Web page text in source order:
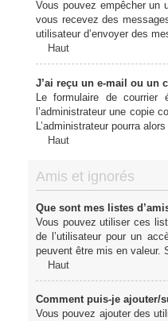
Vous pouvez empêcher un
vous recevez des
utilisateur d’envoyer des
Haut
J’ai reçu un e-mail ou un
Le formulaire de courrier
l’administrateur une copie
L’administrateur pourra
Haut
Amis et ignorés
Que sont mes listes
Vous pouvez utiliser ces
de l’utilisateur pour un
peuvent être mis en valeur.
Haut
Comment puis-je ajouter/
Vous pouvez ajouter des